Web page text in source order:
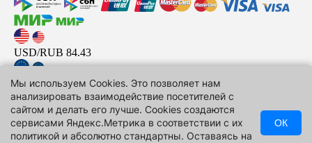
USD/RUB 84.43
EUR/RUB 97.44
CNY/RUB 12.5
Подписаться
© ООО «Туристическая фирма «Меркурий», 2006-2026
Мы используем Cookies. Это позволяет нам
анализировать взаимодействие посетителей с
сайтом и делать его лучше. Cookies создаются
сервисами Яндекс.Метрика в соответствии с их
политикой и абсолютно стандартны. Оставаясь на
ОК